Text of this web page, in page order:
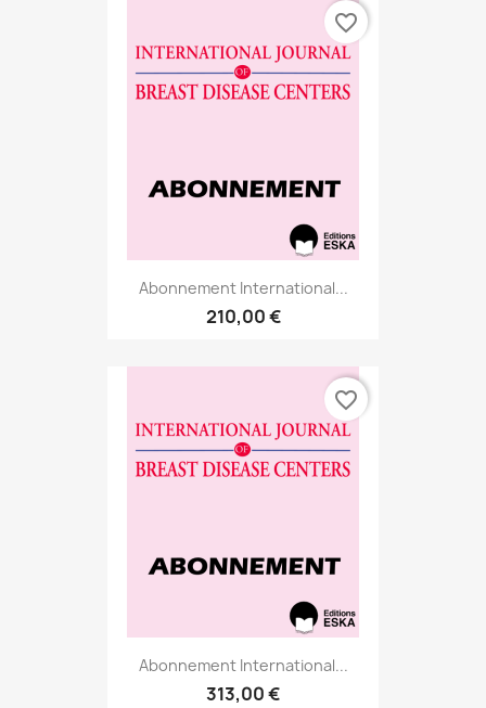
Abonnement International...
210,00 €
favorite_border
Abonnement International...
313,00 €
favorite_border